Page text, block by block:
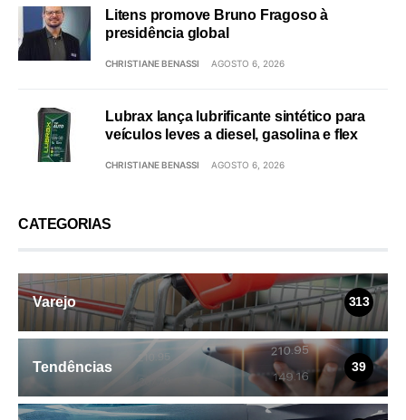
Litens promove Bruno Fragoso à
presidência global
CHRISTIANE BENASSI AGOSTO 6, 2026
Lubrax lança lubrificante sintético para
veículos leves a diesel, gasolina e flex
CHRISTIANE BENASSI AGOSTO 6, 2026
CATEGORIAS
Varejo 313
Tendências 39